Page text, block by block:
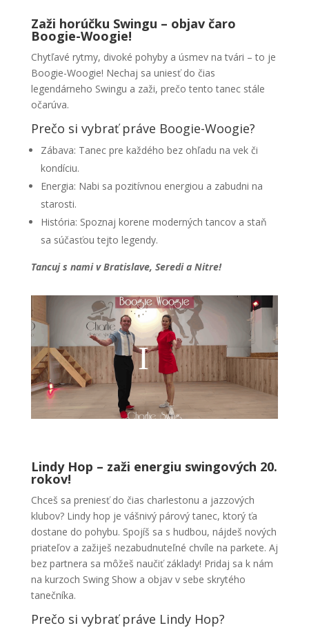
Zaži horúčku Swingu – objav čaro
Boogie-Woogie!
Chytľavé rytmy, divoké pohyby a úsmev na tvári – to je
Boogie-Woogie! Nechaj sa uniesť do čias
legendárneho Swingu a zaži, prečo tento tanec stále
očarúva.
Prečo si vybrať práve Boogie-Woogie?
Zábava: Tanec pre každého bez ohľadu na vek či
kondíciu.
Energia: Nabi sa pozitívnou energiou a zabudni na
starosti.
História: Spoznaj korene moderných tancov a staň
sa súčasťou tejto legendy.
Tancuj s nami v Bratislave, Seredi a Nitre!
Lindy Hop – zaži energiu swingových 20.
rokov!
Chceš sa preniesť do čias charlestonu a jazzových
klubov? Lindy hop je vášnivý párový tanec, ktorý ťa
dostane do pohybu. Spojíš sa s hudbou, nájdeš nových
priateľov a zažiješ nezabudnuteľné chvíle na parkete. Aj
bez partnera sa môžeš naučiť základy! Pridaj sa k nám
na kurzoch Swing Show a objav v sebe skrytého
tanečníka.
Prečo si vybrať práve Lindy Hop?